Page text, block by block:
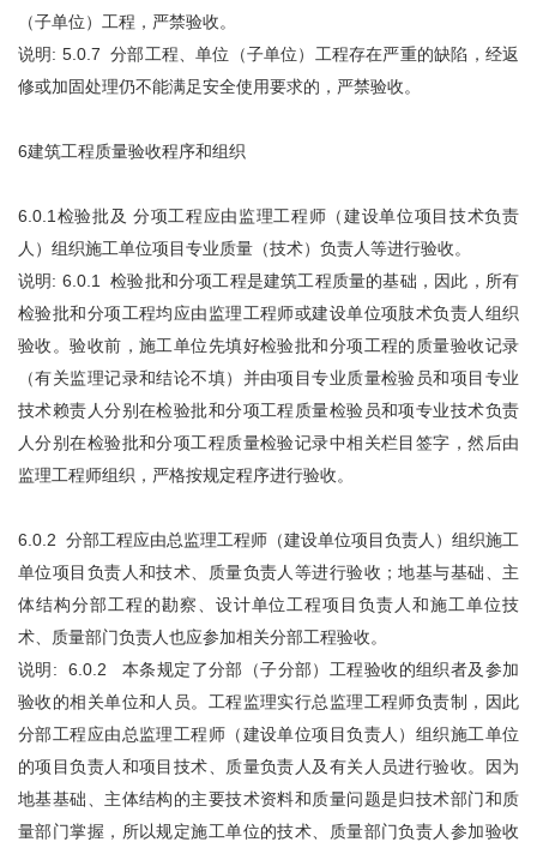
（子单位）工程，严禁验收。
说明: 5.0.7 分部工程、单位（子单位）工程存在严重的缺陷，经返
修或加固处理仍不能满足安全使用要求的，严禁验收。
6建筑工程质量验收程序和组织
6.0.1检验批及 分项工程应由监理工程师（建设单位项目技术负责
人）组织施工单位项目专业质量（技术）负责人等进行验收。
说明: 6.0.1 检验批和分项工程是建筑工程质量的基础，因此，所有
检验批和分项工程均应由监理工程师或建设单位项肢术负责人组织
验收。验收前，施工单位先填好检验批和分项工程的质量验收记录
（有关监理记录和结论不填）并由项目专业质量检验员和项目专业
技术赖责人分别在检验批和分项工程质量检验员和项专业技术负责
人分别在检验批和分项工程质量检验记录中相关栏目签字，然后由
监理工程师组织，严格按规定程序进行验收。
6.0.2 分部工程应由总监理工程师（建设单位项目负责人）组织施工
单位项目负责人和技术、质量负责人等进行验收；地基与基础、主
体结构分部工程的勘察、设计单位工程项目负责人和施工单位技
术、质量部门负责人也应参加相关分部工程验收。
说明: 6.0.2 本条规定了分部（子分部）工程验收的组织者及参加
验收的相关单位和人员。工程监理实行总监理工程师负责制，因此
分部工程应由总监理工程师（建设单位项目负责人）组织施工单位
的项目负责人和项目技术、质量负责人及有关人员进行验收。因为
地基基础、主体结构的主要技术资料和质量问题是归技术部门和质
量部门掌握，所以规定施工单位的技术、质量部门负责人参加验收